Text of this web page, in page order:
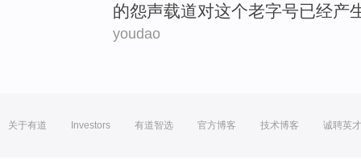
的怨声载道对这个老字号已经产
youdao
关于有道 Investors 有道智选 官方博客 技术博客 诚聘英才